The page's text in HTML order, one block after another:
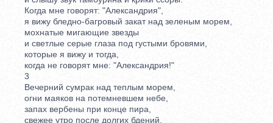
Когда мне говорят: "Александрия",
я вижу бледно-багровый закат над зеленым морем,
мохнатые мигающие звезды
и светлые серые глаза под густыми бровями,
которые я вижу и тогда,
когда не говорят мне: "Александрия!"
3
Вечерний сумрак над теплым морем,
огни маяков на потемневшем небе,
запах вербены при конце пира,
свежее утро после долгих бдений,